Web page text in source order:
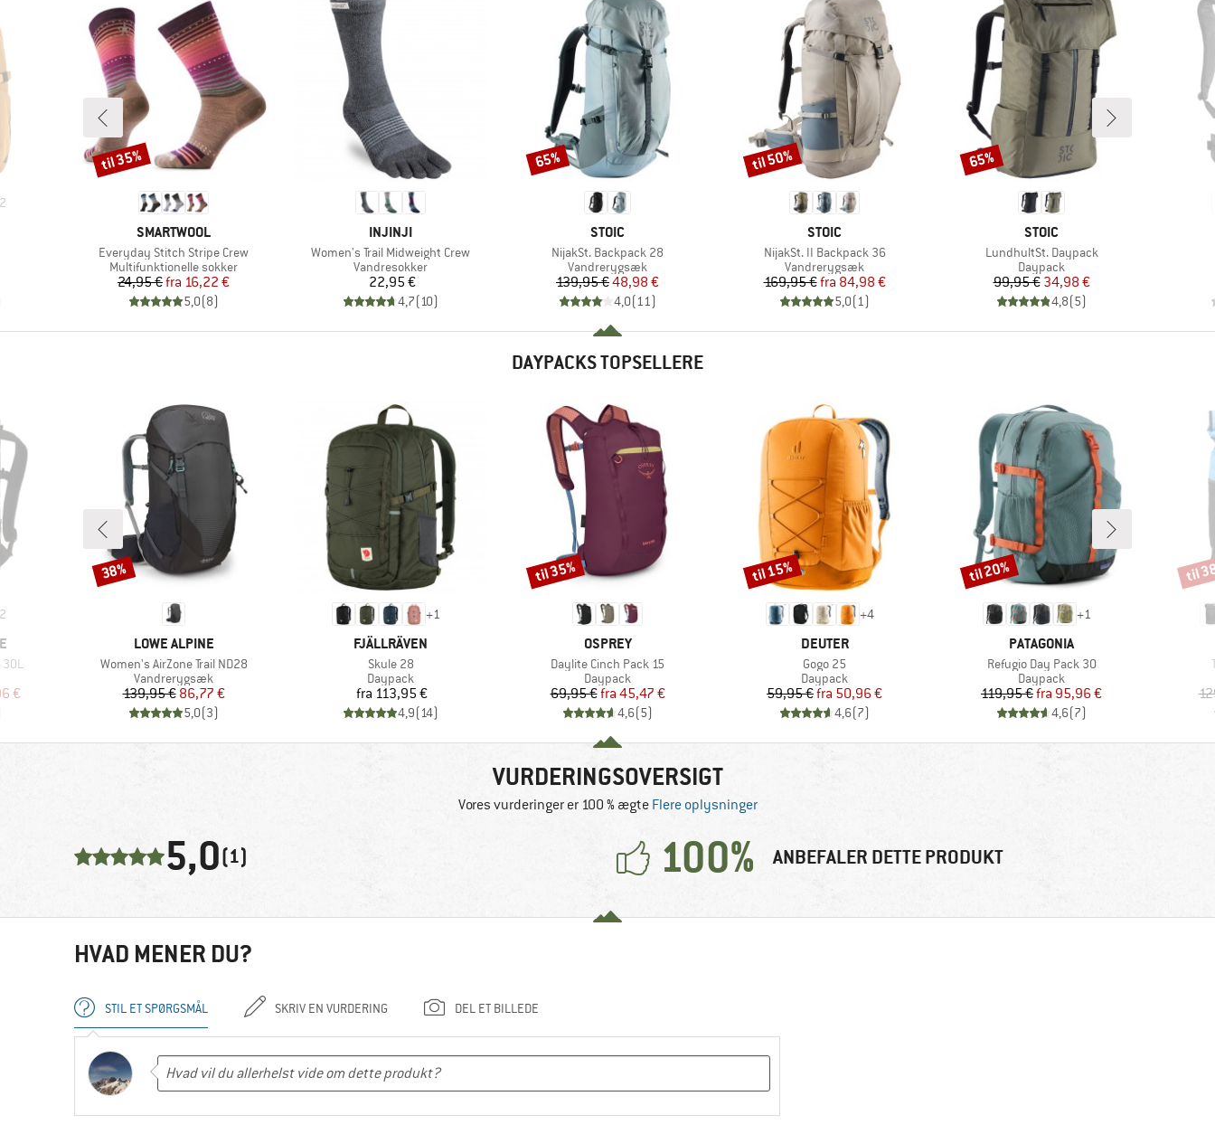
2
MÆRKE
SMARTWOOL
Artikel
Everyday Stitch Stripe Crew
Produktgruppe
Multifunktionelle sokker
Pris
24,95 € Nedsat pris
fra 16,22 €
5,0(8)
Rabat
til 35%
MÆRKE
INJINJI
Artikel
Women's Trail Midweight Crew
Produktgruppe
Vandresokker
Pris
22,95 €
4,7(10)
MÆRKE
STOIC
Artikel
NijakSt. Backpack 28
Produktgruppe
Vandrerygsæk
Pris
139,95 €Nedsat pris
48,98 €
4,0(11)
Rabat
65%
MÆRKE
STOIC
Artikel
NijakSt. II Backpack 36
Produktgruppe
Vandrerygsæk
Pris
169,95 € Nedsat pris
fra 84,98 €
5,0(1)
Rabat
til 50%
MÆRKE
STOIC
Artikel
LundhultSt. Daypack
Produktgruppe
Daypack
Pris
99,95 €Nedsat pris
34,98 €
4,8(5)
Rabat
65%
DAYPACKS TOPSELLERE
2
30L
€
MÆRKE
LOWE ALPINE
Artikel
Women's AirZone Trail ND28
Produktgruppe
Vandrerygsæk
Pris
139,95 €Nedsat pris
86,77 €
5,0(3)
Rabat
38%
+1
MÆRKE
FJÄLLRÄVEN
Artikel
Skule 28
Produktgruppe
Daypack
Pris
fra 113,95 €
4,9(14)
MÆRKE
OSPREY
Artikel
Daylite Cinch Pack 15
Produktgruppe
Daypack
Pris
69,95 € Nedsat pris
fra 45,47 €
4,6(5)
Rabat
til 35%
+4
MÆRKE
DEUTER
Artikel
Gogo 25
Produktgruppe
Daypack
Pris
59,95 € Nedsat pris
fra 50,96 €
4,6(7)
Rabat
til 15%
+1
MÆRKE
PATAGONIA
Artikel
Refugio Day Pack 30
Produktgruppe
Daypack
Pris
119,95 € Nedsat pris
fra 95,96 €
4,6(7)
Rabat
til 20% Rabat
til
VURDERINGSOVERSIGT
Vores vurderinger er 100 % ægte Flere oplysninger
5,0(1) 100% ANBEFALER DETTE PRODUKT
HVAD MENER DU?
STIL ET SPØRGSMÅL SKRIV EN VURDERING DEL ET BILLEDE